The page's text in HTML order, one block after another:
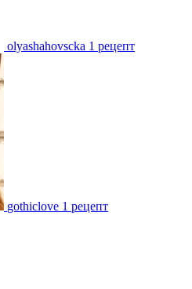
olyashahovscka 1 рецепт
gothiclove 1 рецепт